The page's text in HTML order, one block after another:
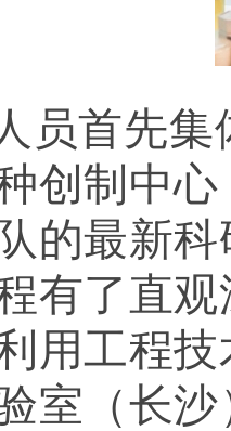
员首先
创制中
的最新
有了直
用工程
室（长